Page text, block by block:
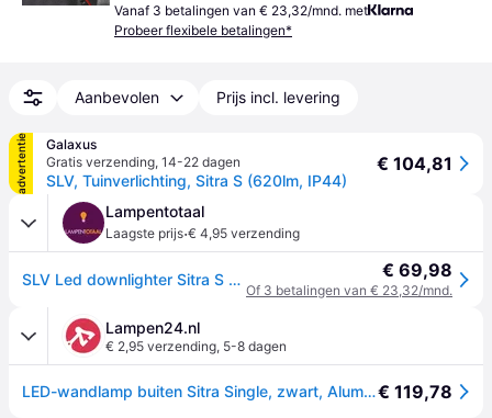
Vanaf 3 betalingen van € 23,32/mnd. met
Probeer flexibele betalingen*
Aanbevolen Prijs incl. levering
advertentie
Galaxus
Gratis verzending, 14-22 dagen
SLV, Tuinverlichting, Sitra S (620lm, IP44)
€ 104,81
Lampentotaal
Laagste prijs·€ 4,95 verzending
SLV Led downlighter Sitra S Antraciet - 1005148 € 69,98
Of 3 betalingen van € 23,32/mnd.
Lampen24.nl
€ 2,95 verzending, 5-8 dagen
LED-wandlamp buiten Sitra Single, zwart, Aluminium, Modern, LED wandlamp buiten€ 119,78